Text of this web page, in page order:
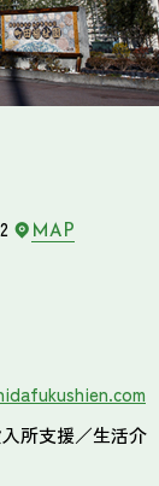
MAP
所支援／生活介